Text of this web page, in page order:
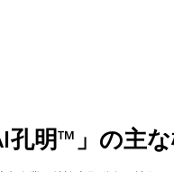
孔明™」の主